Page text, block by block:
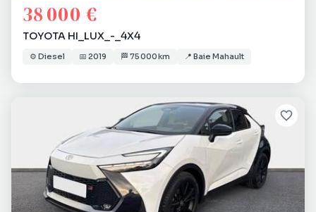
38 000 €
TOYOTA HI_LUX_-_4X4
⚙️ Diesel 📅 2019 🏁 75 000 km 📍 Baie Mahault